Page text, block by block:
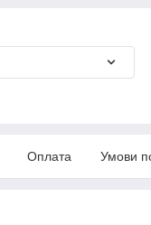
Оплата Умови